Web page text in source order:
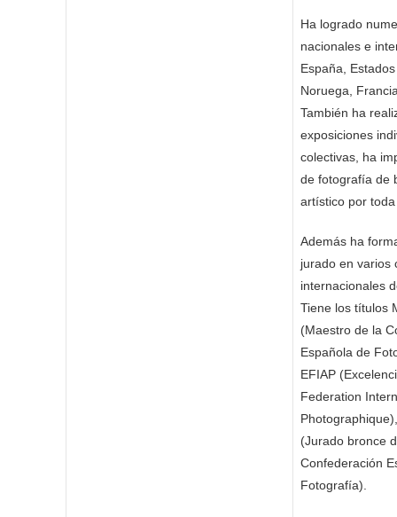
Ha logrado
nacionales e
España,
Noruega,
También ha
exposiciones
colectivas, ha
de fotografía de
artístico por
Además ha
jurado en varios
internacionales
Tiene los títulos
(Maestro de la
Española de
EFIAP
Federation
(Jurado bronce
Confederación
Fotografía).